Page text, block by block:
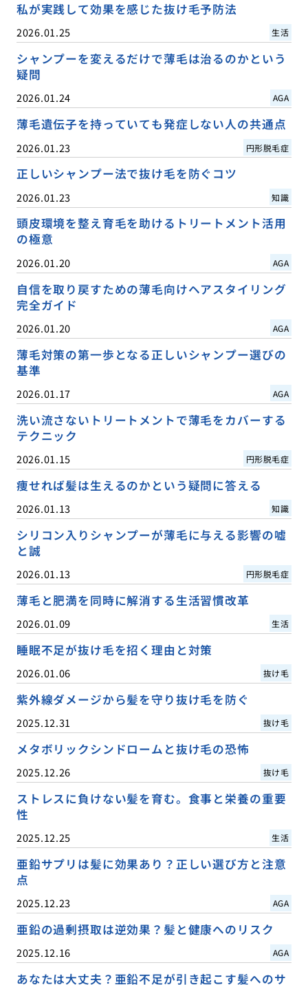
私が実践して効果を感じた抜け毛予防法
2026.01.25 生活
シャンプーを変えるだけで薄毛は治るのかという
疑問
2026.01.24 AGA
薄毛遺伝子を持っていても発症しない人の共通点
2026.01.23 円形脱毛症
正しいシャンプー法で抜け毛を防ぐコツ
2026.01.23 知識
頭皮環境を整え育毛を助けるトリートメント活用
の極意
2026.01.20 AGA
自信を取り戻すための薄毛向けヘアスタイリング
完全ガイド
2026.01.20 AGA
薄毛対策の第一歩となる正しいシャンプー選びの
基準
2026.01.17 AGA
洗い流さないトリートメントで薄毛をカバーする
テクニック
2026.01.15 円形脱毛症
痩せれば髪は生えるのかという疑問に答える
2026.01.13 知識
シリコン入りシャンプーが薄毛に与える影響の嘘
と誠
2026.01.13 円形脱毛症
薄毛と肥満を同時に解消する生活習慣改革
2026.01.09 生活
睡眠不足が抜け毛を招く理由と対策
2026.01.06 抜け毛
紫外線ダメージから髪を守り抜け毛を防ぐ
2025.12.31 抜け毛
メタボリックシンドロームと抜け毛の恐怖
2025.12.26 抜け毛
ストレスに負けない髪を育む。食事と栄養の重要
性
2025.12.25 生活
亜鉛サプリは髪に効果あり？正しい選び方と注意
点
2025.12.23 AGA
亜鉛の過剰摂取は逆効果？髪と健康へのリスク
2025.12.16 AGA
あなたは大丈夫？亜鉛不足が引き起こす髪へのサ